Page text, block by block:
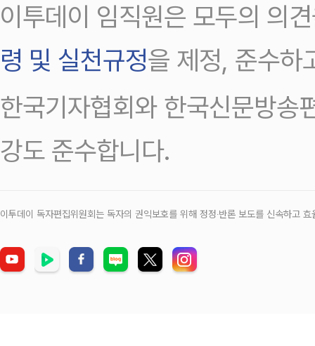
이투데이 임직원은 모두의 의
령 및 실천규정을 제정, 준수하
한국기자협회와 한국신문방송
강도 준수합니다.
이투데이 독자편집위원회는 독자의 권익보호를 위해 정정‧반론 보도를 신속하고